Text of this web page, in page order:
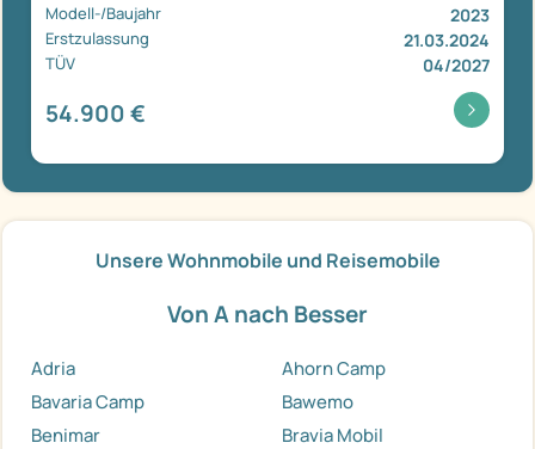
Modell-/Baujahr 2023
Erstzulassung 21.03.2024
TÜV 04/2027
54.900 €
Unsere Wohnmobile und Reisemobile
Von A nach Besser
Adria
Ahorn Camp
Bavaria Camp
Bawemo
Benimar
Bravia Mobil